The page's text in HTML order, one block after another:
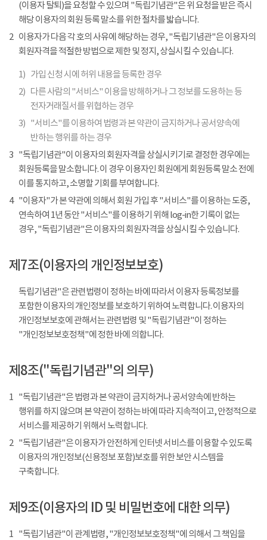
(이용자 탈퇴)을 요청할 수 있으며 "독립기념관"은 위 요청을 받은 즉시
해당 이용자의 회원 등록 말소를 위한 절차를 밟습니다.
2 이용자가 다음 각 호의 사유에 해당하는 경우, "독립기념관"은 이용자의
회원자격을 적절한 방법으로 제한 및 정지, 상실시킬 수 있습니다.
1) 가입 신청 시에 허위 내용을 등록한 경우
2) 다른 사람의 "서비스" 이용을 방해하거나 그 정보를 도용하는 등
전자거래질서를 위협하는 경우
3) "서비스"를 이용하여 법령과 본 약관이 금지하거나 공서양속에
반하는 행위를 하는 경우
3 "독립기념관"이 이용자의 회원자격을 상실시키기로 결정한 경우에는
회원등록을 말소합니다. 이 경우 이용자인 회원에게 회원등록 말소 전에
이를 통지하고, 소명할 기회를 부여합니다.
4
"이용자"가 본 약관에 의해서 회원 가입 후 "서비스"를 이용하는 도중,
연속하여 1년 동안 "서비스"를 이용하기 위해 log-in한 기록이 없는
경우, "독립기념관"은 이용자의 회원자격을 상실시킬 수 있습니다.
제7조(이용자의 개인정보보호)
독립기념관"은 관련법령이 정하는 바에 따라서 이용자 등록정보를
포함한 이용자의 개인정보를 보호하기 위하여 노력합니다. 이용자의
개인정보보호에 관해서는 관련법령 및 "독립기념관"이 정하는
"개인정보보호정책"에 정한 바에 의합니다.
제8조("독립기념관"의 의무)
1 "독립기념관"은 법령과 본 약관이 금지하거나 공서양속에 반하는
행위를 하지 않으며 본 약관이 정하는 바에 따라 지속적이고, 안정적으로
서비스를 제공하기 위해서 노력합니다.
2 "독립기념관"은 이용자가 안전하게 인터넷 서비스를 이용할 수 있도록
이용자의 개인정보(신용정보 포함)보호를 위한 보안 시스템을
구축합니다.
제9조(이용자의 ID 및 비밀번호에 대한 의무)
1 "독립기념관"이 관계법령, "개인정보보호정책"에 의해서 그 책임을